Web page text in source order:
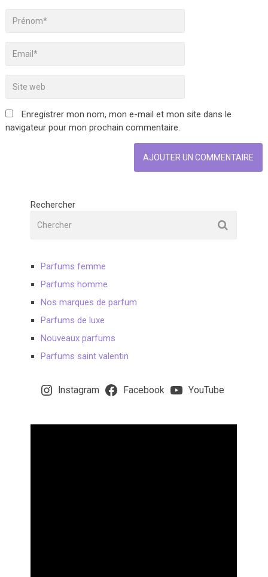
Enregistrer mon nom, mon e-mail et mon site dans le
navigateur pour mon prochain commentaire.
Rechercher
Parfums femme
Parfums homme
Nos marques de parfum
Parfums de luxe
Nouveaux parfums
Parfums saint valentin
Instagram Facebook YouTube